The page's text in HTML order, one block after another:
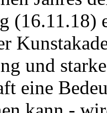
(16.11.18)
und
eine